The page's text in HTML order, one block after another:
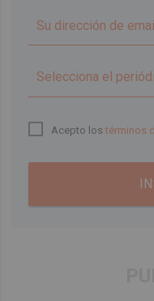
Acepto lostérminos